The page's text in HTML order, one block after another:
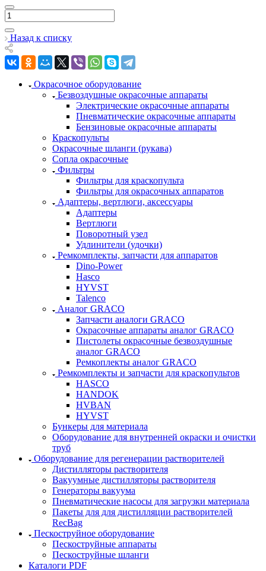
Назад к списку
Окрасочное оборудование
Безвоздушные окрасочные аппараты
Электрические окрасочные аппараты
Пневматические окрасочные аппараты
Бензиновые окрасочные аппараты
Краскопульты
Окрасочные шланги (рукава)
Сопла окрасочные
Фильтры
Фильтры для краскопульта
Фильтры для окрасочных аппаратов
Адаптеры, вертлюги, аксессуары
Адаптеры
Вертлюги
Поворотный узел
Удлинители (удочки)
Ремкомплекты, запчасти для аппаратов
Dino-Power
Hasco
HYVST
Talenco
Аналог GRACO
Запчасти аналоги GRACO
Окрасочные аппараты аналог GRACO
Пистолеты окрасочные безвоздушные
аналог GRACO
Ремкоплекты аналог GRACO
Ремкомплекты и запчасти для краскопультов
HASCO
HANDOK
HVBAN
HYVST
Бункеры для материала
Оборудование для внутренней окраски и очистки
труб
Оборудование для регенерации растворителей
Дистилляторы растворителя
Вакуумные дистилляторы растворителя
Генераторы вакуума
Пневматические насосы для загрузки материала
Пакеты для для дистилляции растворителей
RecBag
Пескоструйное оборудование
Пескоструйные аппараты
Пескоструйные шланги
Каталоги PDF